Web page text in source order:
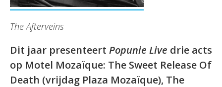
The Afterveins
Dit jaar presenteert Popunie Live drie acts
op Motel Mozaïque: The Sweet Release Of
Death (vrijdag Plaza Mozaïque), The